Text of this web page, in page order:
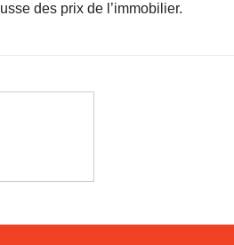
des prix de l’immobilier.